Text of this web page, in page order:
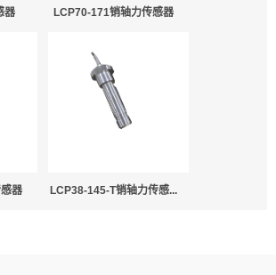
器 LCP70-171销轴力传感器
器 LCP38-145-T销轴力传感...